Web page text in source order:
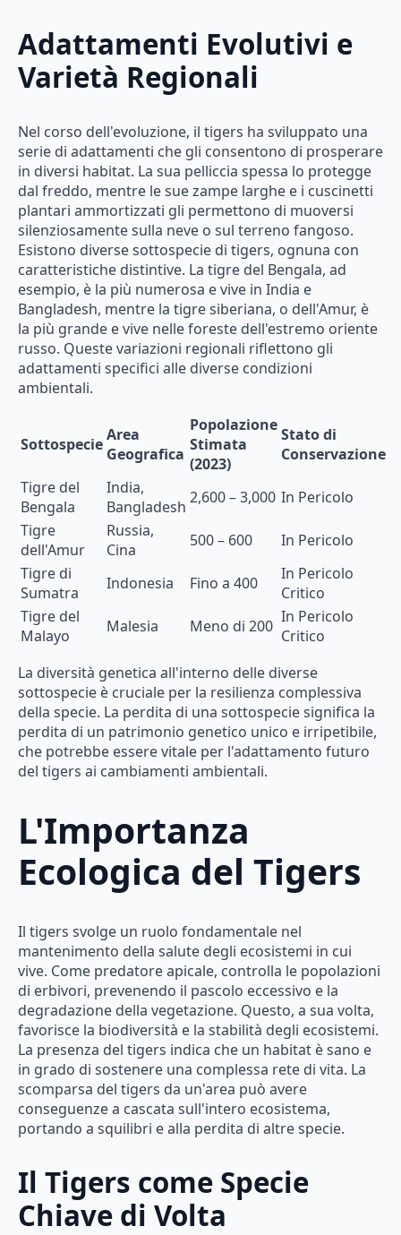
Adattamenti Evolutivi e
Varietà Regionali
Nel corso dell'evoluzione, il tigers ha sviluppato una
serie di adattamenti che gli consentono di prosperare
in diversi habitat. La sua pelliccia spessa lo protegge
dal freddo, mentre le sue zampe larghe e i cuscinetti
plantari ammortizzati gli permettono di muoversi
silenziosamente sulla neve o sul terreno fangoso.
Esistono diverse sottospecie di tigers, ognuna con
caratteristiche distintive. La tigre del Bengala, ad
esempio, è la più numerosa e vive in India e
Bangladesh, mentre la tigre siberiana, o dell'Amur, è
la più grande e vive nelle foreste dell'estremo oriente
russo. Queste variazioni regionali riflettono gli
adattamenti specifici alle diverse condizioni
ambientali.
SottospecieArea
Geografica
Popolazione
Stimata
(2023)
Stato di
Conservazione
Tigre del
Bengala
India,
Bangladesh 2,600 – 3,000 In Pericolo
Tigre
dell'Amur
Russia,
Cina
500 – 600
In Pericolo
Tigre di
Sumatra
Indonesia Fino a 400
In Pericolo
Critico
Tigre del
Malayo
Malesia Meno di 200 In Pericolo
Critico
La diversità genetica all'interno delle diverse
sottospecie è cruciale per la resilienza complessiva
della specie. La perdita di una sottospecie significa la
perdita di un patrimonio genetico unico e irripetibile,
che potrebbe essere vitale per l'adattamento futuro
del tigers ai cambiamenti ambientali.
L'Importanza
Ecologica del Tigers
Il tigers svolge un ruolo fondamentale nel
mantenimento della salute degli ecosistemi in cui
vive. Come predatore apicale, controlla le popolazioni
di erbivori, prevenendo il pascolo eccessivo e la
degradazione della vegetazione. Questo, a sua volta,
favorisce la biodiversità e la stabilità degli ecosistemi.
La presenza del tigers indica che un habitat è sano e
in grado di sostenere una complessa rete di vita. La
scomparsa del tigers da un'area può avere
conseguenze a cascata sull'intero ecosistema,
portando a squilibri e alla perdita di altre specie.
Il Tigers come Specie
Chiave di Volta